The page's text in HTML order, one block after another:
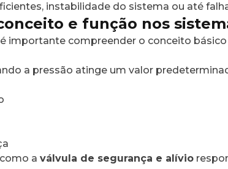
instabilidade do sistema ou até
e função nos
importante compreender o conceito
a pressão atinge um valor
como aválvula de segurança e alívio